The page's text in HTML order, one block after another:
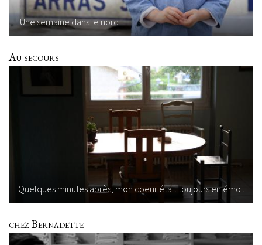
Une semaine dans le nord
Au secours
Quelques minutes après, mon coeur était toujours en émoi.
chez Bernadette